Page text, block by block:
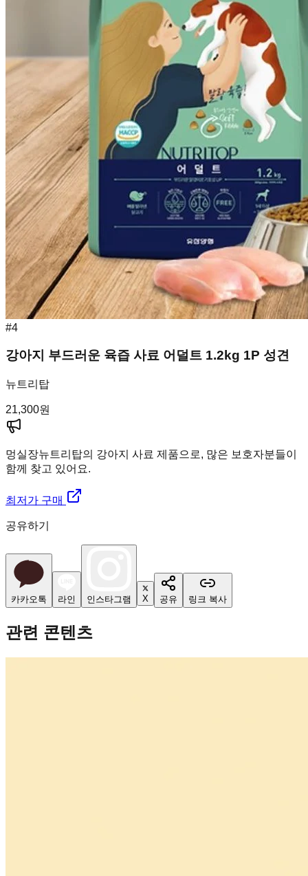
#4
강아지 부드러운 육즙 사료 어덜트 1.2kg 1P 성견
뉴트리탑
21,300원
멍실장뉴트리탑의 강아지 사료 제품으로, 많은 보호자분들이
함께 찾고 있어요.
최저가 구매
공유하기
카카오톡 라인 인스타그램 X 공유 링크 복사
관련 콘텐츠